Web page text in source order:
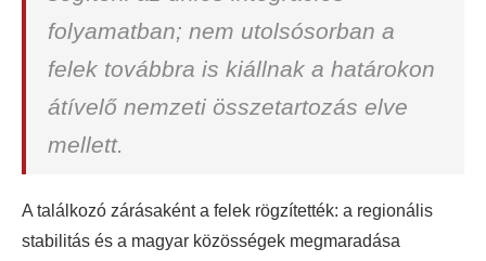
folyamatban; nem utolsósorban a
felek továbbra is kiállnak a határokon
átívelő nemzeti összetartozás elve
mellett.
A találkozó zárásaként a felek rögzítették: a regionális
stabilitás és a magyar közösségek megmaradása